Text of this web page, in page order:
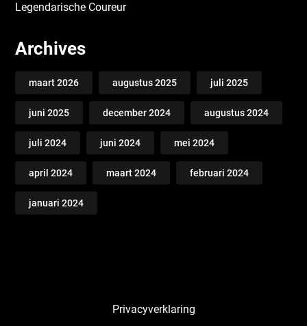
Legendarische Coureur
Archives
maart 2026 augustus 2025 juli 2025
juni 2025 december 2024 augustus 2024
juli 2024 juni 2024 mei 2024
april 2024 maart 2024 februari 2024
januari 2024
Privacyverklaring